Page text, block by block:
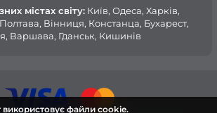
містах світу:Київ, Одеса, Харків,
Вінниця, Констанца, Бухарест,
Варшава, Гданськ, Кишинів
використовує файли cookie.